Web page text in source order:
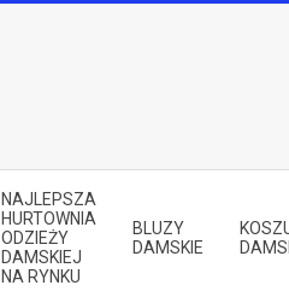
NAJLEPSZA
HURTOWNIA
ODZIEŻY
DAMSKIEJ
NA RYNKU
BLUZY
DAMSKIE